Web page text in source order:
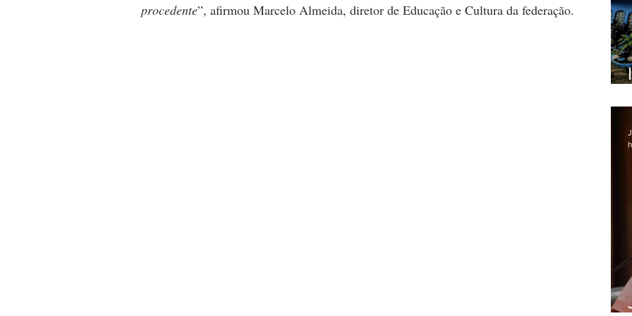
procedente”, afirmou Marcelo Almeida, diretor de Educação e Cultura da federação.